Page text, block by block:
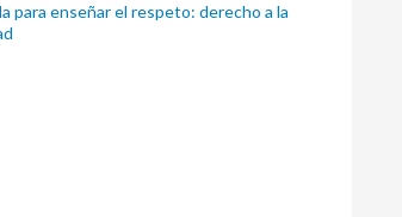
para enseñar el respeto: derecho a la